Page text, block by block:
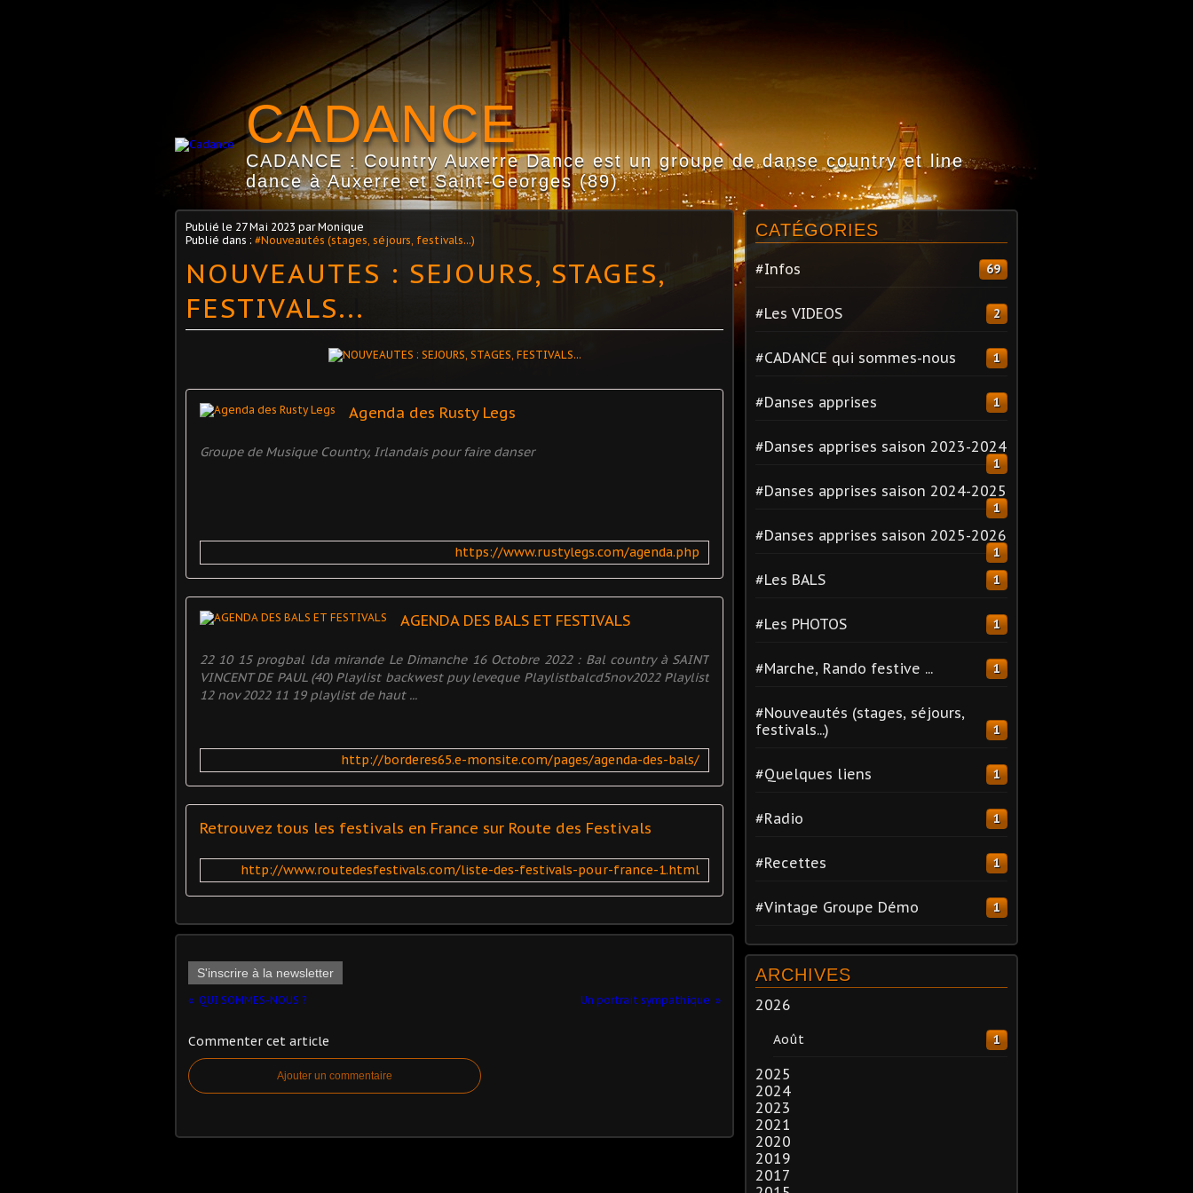
CADANCE
CADANCE : Country Auxerre Dance est un groupe de danse country et line
dance à Auxerre et Saint-Georges (89)
Publié le 27 Mai 2023 par Monique
Publié dans : #Nouveautés (stages, séjours, festivals...)
NOUVEAUTES : SEJOURS, STAGES,
FESTIVALS...
Agenda des Rusty Legs
Groupe de Musique Country, Irlandais pour faire danser
https://www.rustylegs.com/agenda.php
AGENDA DES BALS ET FESTIVALS
22 10 15 progbal lda mirande Le Dimanche 16 Octobre 2022 : Bal country à SAINT
VINCENT DE PAUL (40) Playlist backwest puy leveque Playlistbalcd5nov2022 Playlist
12 nov 2022 11 19 playlist de haut ...
http://borderes65.e-monsite.com/pages/agenda-des-bals/
Retrouvez tous les festivals en France sur Route des Festivals
http://www.routedesfestivals.com/liste-des-festivals-pour-france-1.html
S'inscrire à la newsletter
QUI SOMMES-NOUS ? Un portrait sympathique
Commenter cet article
Ajouter un commentaire
CATÉGORIES
#Infos 69
#Les VIDEOS 2
#CADANCE qui sommes-nous 1
#Danses apprises 1
#Danses apprises saison 2023-2024
1
#Danses apprises saison 2024-2025
1
#Danses apprises saison 2025-2026
1
#Les BALS 1
#Les PHOTOS 1
#Marche, Rando festive ... 1
#Nouveautés (stages, séjours,
festivals...)
1
#Quelques liens 1
#Radio 1
#Recettes 1
#Vintage Groupe Démo 1
ARCHIVES
2026
Août 1
2025
2024
2023
2021
2020
2019
2017